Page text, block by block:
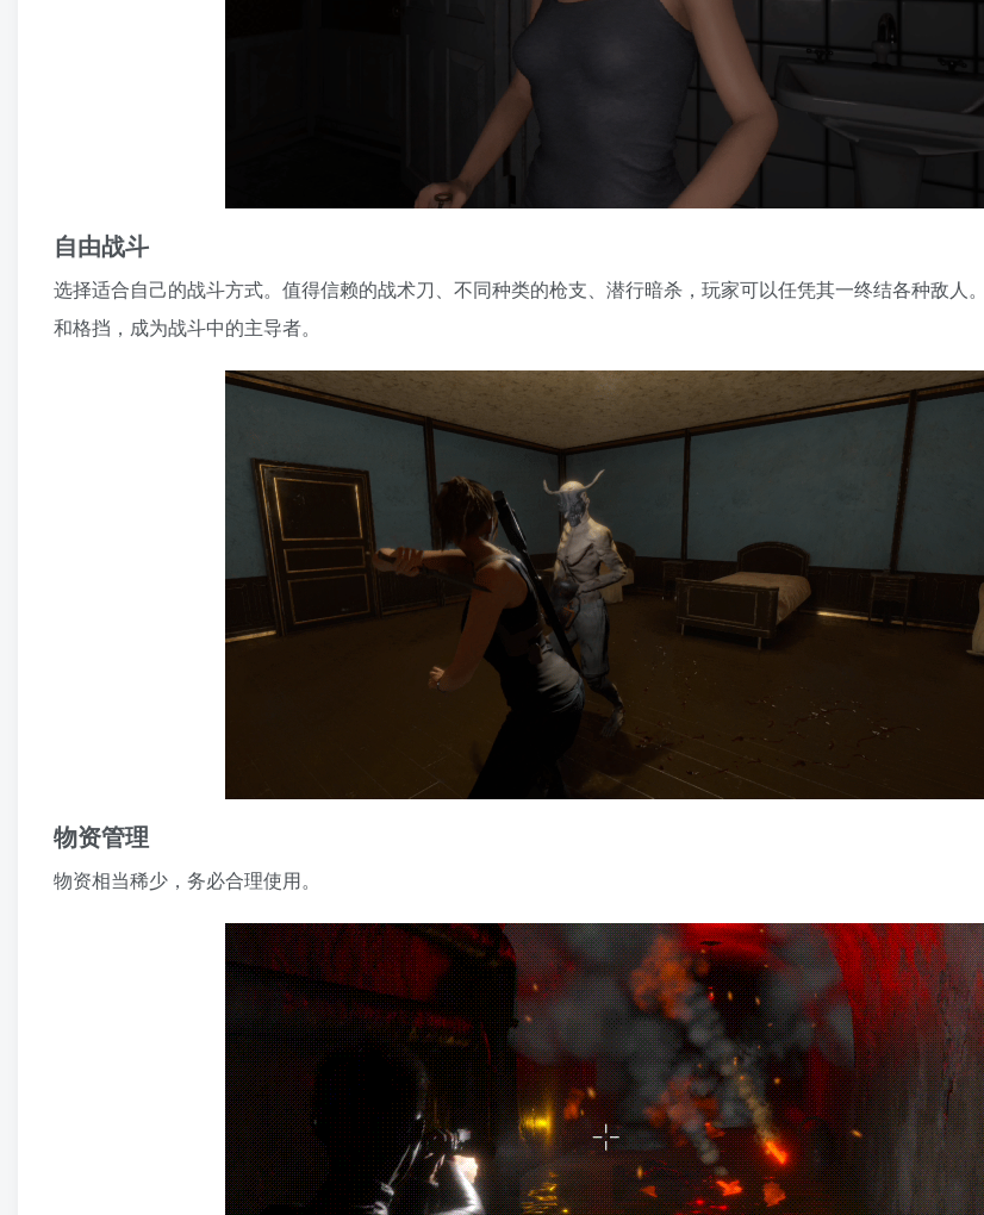
自由战斗
选择适合自己的战斗方式。值得信赖的战术刀、不同种类的枪支、潜行暗杀，玩家可以任凭其一终结各种敌人
和格挡，成为战斗中的主导者。
物资管理
物资相当稀少，务必合理使用。